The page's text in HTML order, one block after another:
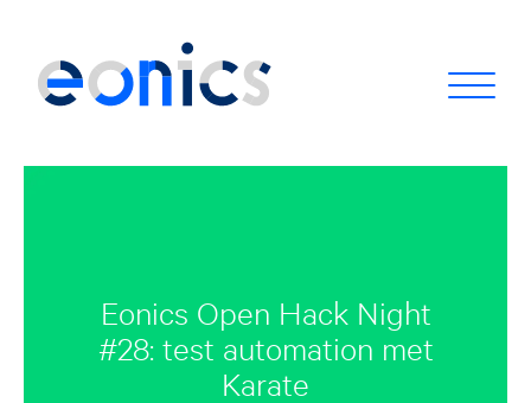
Eonics Open Hack Night
#28: test automation met
Karate